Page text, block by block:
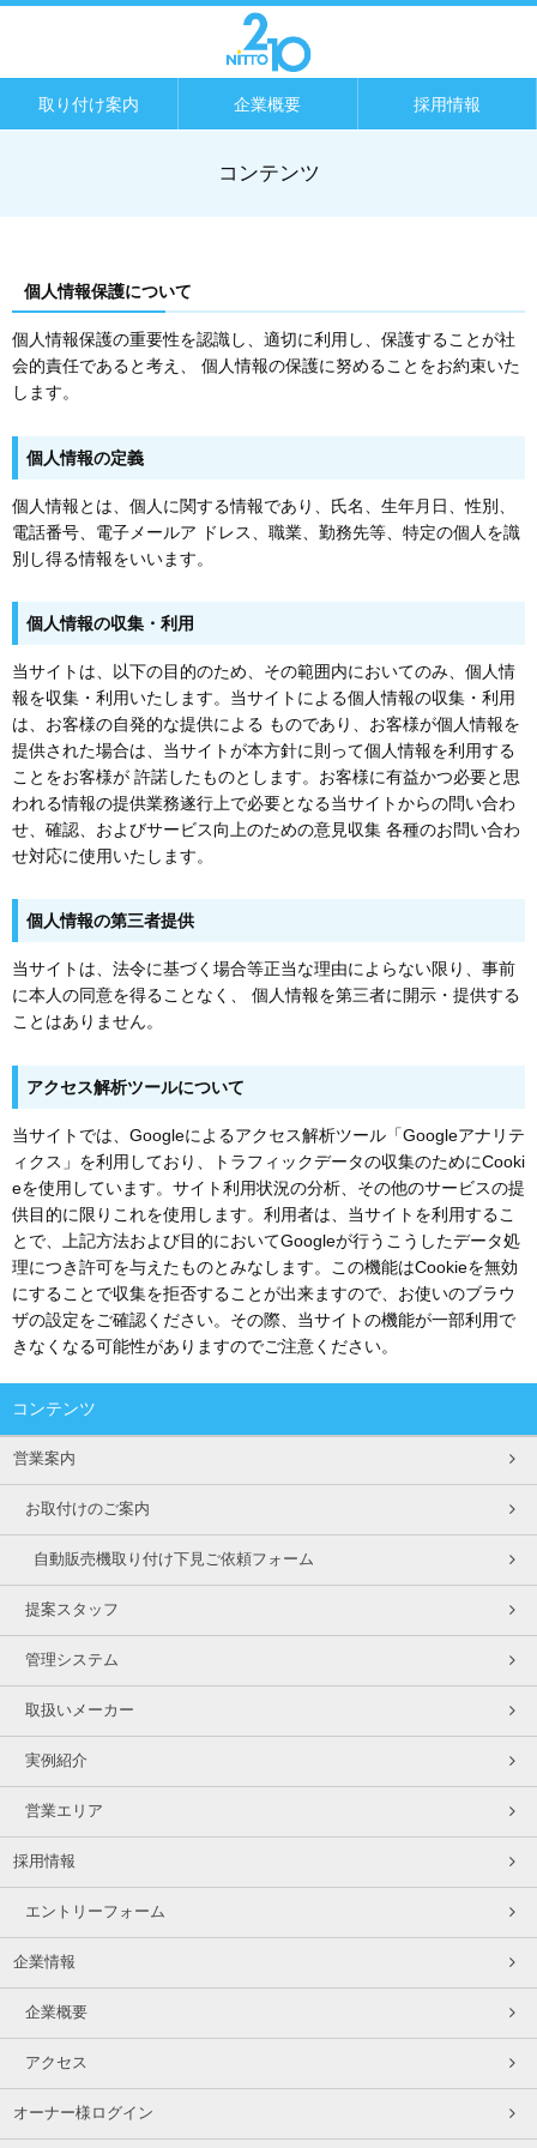
取り付け案内 企業概要 採用情報
コンテンツ
個人情報保護について
個人情報保護の重要性を認識し、適切に利用し、保護することが社
会的責任であると考え、 個人情報の保護に努めることをお約束いた
します。
個人情報の定義
個人情報とは、個人に関する情報であり、氏名、生年月日、性別、
電話番号、電子メールア ドレス、職業、勤務先等、特定の個人を識
別し得る情報をいいます。
個人情報の収集・利用
当サイトは、以下の目的のため、その範囲内においてのみ、個人情
報を収集・利用いたします。当サイトによる個人情報の収集・利用
は、お客様の自発的な提供による ものであり、お客様が個人情報を
提供された場合は、当サイトが本方針に則って個人情報を利用する
ことをお客様が 許諾したものとします。お客様に有益かつ必要と思
われる情報の提供業務遂行上で必要となる当サイトからの問い合わ
せ、確認、およびサービス向上のための意見収集 各種のお問い合わ
せ対応に使用いたします。
個人情報の第三者提供
当サイトは、法令に基づく場合等正当な理由によらない限り、事前
に本人の同意を得ることなく、 個人情報を第三者に開示・提供する
ことはありません。
アクセス解析ツールについて
当サイトでは、Googleによるアクセス解析ツール「Googleアナリテ
ィクス」を利用しており、トラフィックデータの収集のためにCooki
eを使用しています。サイト利用状況の分析、その他のサービスの提
供目的に限りこれを使用します。利用者は、当サイトを利用するこ
とで、上記方法および目的においてGoogleが行うこうしたデータ処
理につき許可を与えたものとみなします。この機能はCookieを無効
にすることで収集を拒否することが出来ますので、お使いのブラウ
ザの設定をご確認ください。その際、当サイトの機能が一部利用で
きなくなる可能性がありますのでご注意ください。
コンテンツ
営業案内
お取付けのご案内
自動販売機取り付け下見ご依頼フォーム
提案スタッフ
管理システム
取扱いメーカー
実例紹介
営業エリア
採用情報
エントリーフォーム
企業情報
企業概要
アクセス
オーナー様ログイン